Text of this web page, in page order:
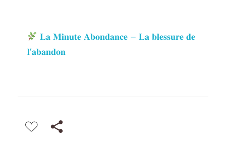
𝐋𝐚 𝐌𝐢𝐧𝐮𝐭𝐞 𝐀𝐛𝐨𝐧𝐝𝐚𝐧𝐜𝐞 – 𝐋𝐚 𝐛𝐥𝐞𝐬𝐬𝐮𝐫𝐞 𝐝𝐞
𝐥’𝐚𝐛𝐚𝐧𝐝𝐨𝐧